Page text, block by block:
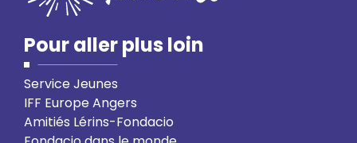
Pour aller plus loin
Service Jeunes
IFF Europe Angers
Amitiés Lérins-Fondacio